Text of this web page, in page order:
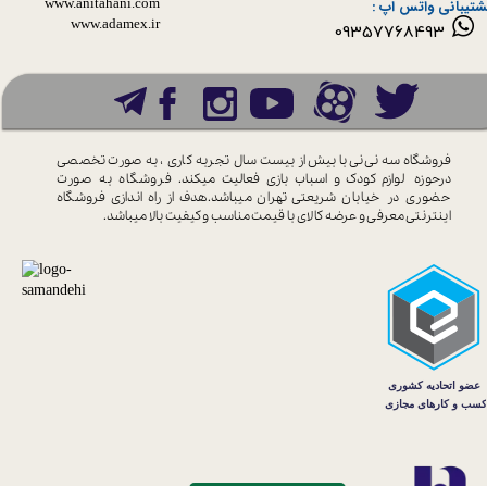
09357768493
www.anitahani.com
www.ada​​​​​​​mex.ir
فروشگاه سه نی نی با بیش از بیست سال تجربه کاری ، به صورت تخصصی
درحوزه لوازم کودک و اسباب بازی فعالیت میکند. فروشگاه به صورت
حضوری در خیابان شریعتی تهران میباشد.هدف از راه اندازی فروشگاه
اینترنتی معرفی و عرضه کالای باقیمت مناسب و کیفیت بالا میباشد.
واتس اپ :